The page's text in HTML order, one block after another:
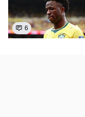
6